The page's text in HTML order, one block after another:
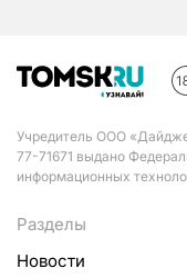
Учредитель ООО
77-71671 выдано
информационных
Разделы
Новости